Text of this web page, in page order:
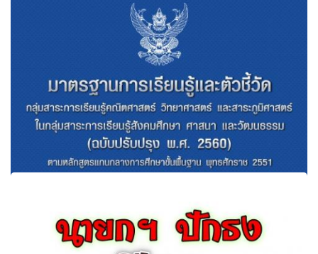
เกลี่ยอัตรารอบ2ห้ามครูขอย้ายลงศธจ.
มาตรฐานการเรียนรู้และตัวชี้วัด กลุ่มการเรียนรู้สาระคณิต
วิทย์ และภูมิศาสตร์ (2560)